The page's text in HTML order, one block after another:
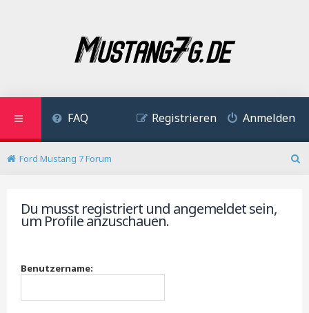
FAQ Anmelden
Registrieren
Ford Mustang 7 Forum
Du musst registriert und angemeldet sein,
um Profile anzuschauen.
Benutzername: